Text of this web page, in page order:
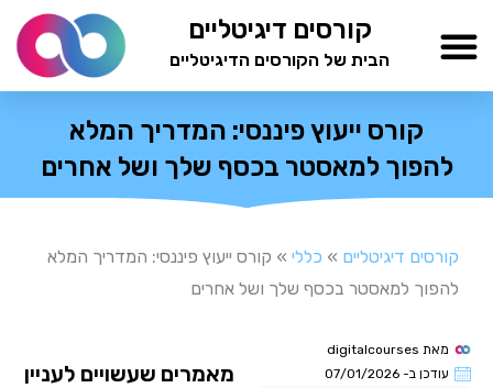
לתוכן
קורסים דיגיטליים
הבית של הקורסים הדיגיטליים
קורס ייעוץ פיננסי: המדריך המלא
להפוך למאסטר בכסף שלך ושל אחרים
קורסים דיגיטליים » כללי » קורס ייעוץ פיננסי: המדריך המלא
להפוך למאסטר בכסף שלך ושל אחרים
מאת
עודכן ב- 07/01/2026
מאמרים שעשויים לעניין